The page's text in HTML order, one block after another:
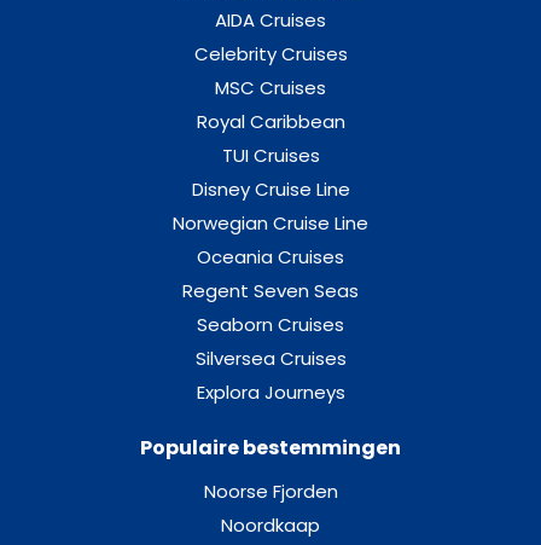
AIDA Cruises
Celebrity Cruises
MSC Cruises
Royal Caribbean
TUI Cruises
Disney Cruise Line
Norwegian Cruise Line
Oceania Cruises
Regent Seven Seas
Seaborn Cruises
Silversea Cruises
Explora Journeys
Populaire bestemmingen
Noorse Fjorden
Noordkaap